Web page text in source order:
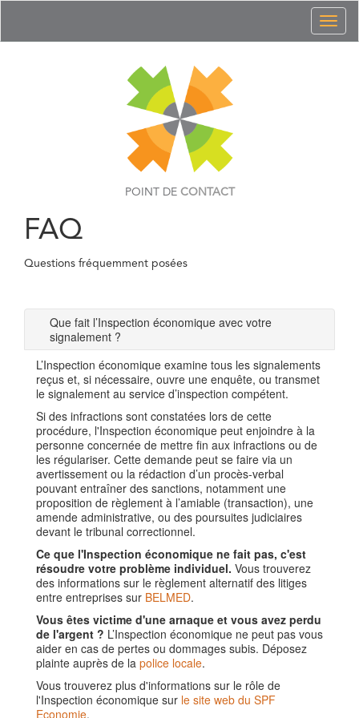
POINT DE CONTACT
FAQ
Questions fréquemment posées
Que fait l’Inspection économique avec votre
signalement ?
L’Inspection économique examine tous les signalements
reçus et, si nécessaire, ouvre une enquête, ou transmet
le signalement au service d’inspection compétent.
Si des infractions sont constatées lors de cette
procédure, l'Inspection économique peut enjoindre à la
personne concernée de mettre fin aux infractions ou de
les régulariser. Cette demande peut se faire via un
avertissement ou la rédaction d’un procès-verbal
pouvant entraîner des sanctions, notamment une
proposition de règlement à l’amiable (transaction), une
amende administrative, ou des poursuites judiciaires
devant le tribunal correctionnel.
Ce que l'Inspection économique ne fait pas, c'est
résoudre votre problème individuel. Vous trouverez
des informations sur le règlement alternatif des litiges
entre entreprises sur BELMED.
Vous êtes victime d'une arnaque et vous avez perdu
de l'argent ? L’Inspection économique ne peut pas vous
aider en cas de pertes ou dommages subis. Déposez
plainte auprès de la police locale.
Vous trouverez plus d'informations sur le rôle de
l'Inspection économique sur le site web du SPF
Economie.